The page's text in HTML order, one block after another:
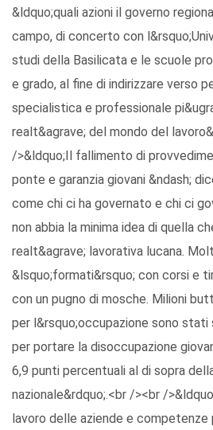
&ldquo;quali azioni il governo
campo, di concerto con
studi della Basilicata e le scuole
e grado, al fine di indirizzare verso
specialistica e professionale
realt&agrave; del mondo del
/>&ldquo;Il fallimento di
ponte e garanzia giovani &ndash;
come chi ci ha governato e chi ci
non abbia la minima idea di quella
realt&agrave; lavorativa lucana.
&lsquo;formati&rsquo; con corsi e
con un pugno di mosche. Milioni
per l&rsquo;occupazione sono stati
per portare la disoccupazione
6,9 punti percentuali al di sopra
nazionale&rdquo;.<br /><br /
lavoro delle aziende e